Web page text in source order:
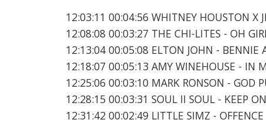
12:03:11 00:04:56 WHITNEY HOUSTON X
12:08:08 00:03:27 THE CHI-LITES - OH
12:13:04 00:05:08 ELTON JOHN - BENNIE
12:18:07 00:05:13 AMY WINEHOUSE - IN
12:25:06 00:03:10 MARK RONSON - GOD
12:28:15 00:03:31 SOUL II SOUL - KEEP
12:31:42 00:02:49 LITTLE SIMZ - OFFENCE